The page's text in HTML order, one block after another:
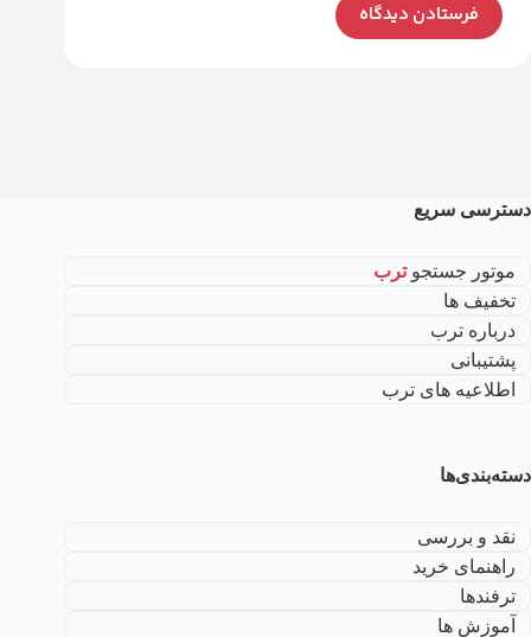
فرستادن دیدگاه
دسترسی سریع
موتور جستجوترب
تخفیف ها
درباره ترب
پشتیبانی
اطلاعیه های ترب
دسته‌بندی‌ها
نقد و بررسی
راهنمای خرید
ترفندها
آموزش ها